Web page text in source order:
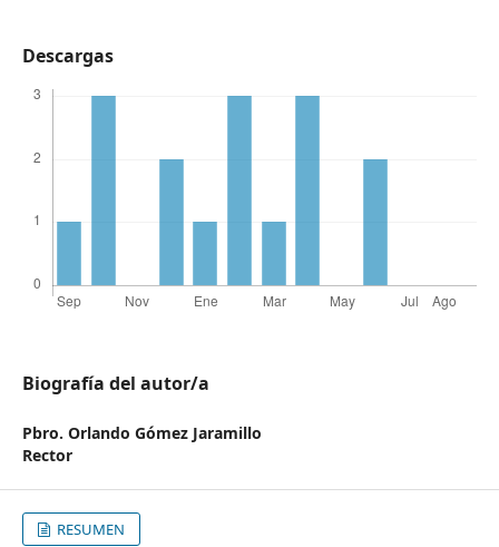
Descargas
Biografía del autor/a
Pbro. Orlando Gómez Jaramillo
Rector
RESUMEN